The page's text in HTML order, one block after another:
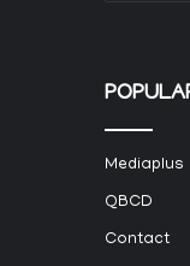
Mediaplus
QBCD
Contact